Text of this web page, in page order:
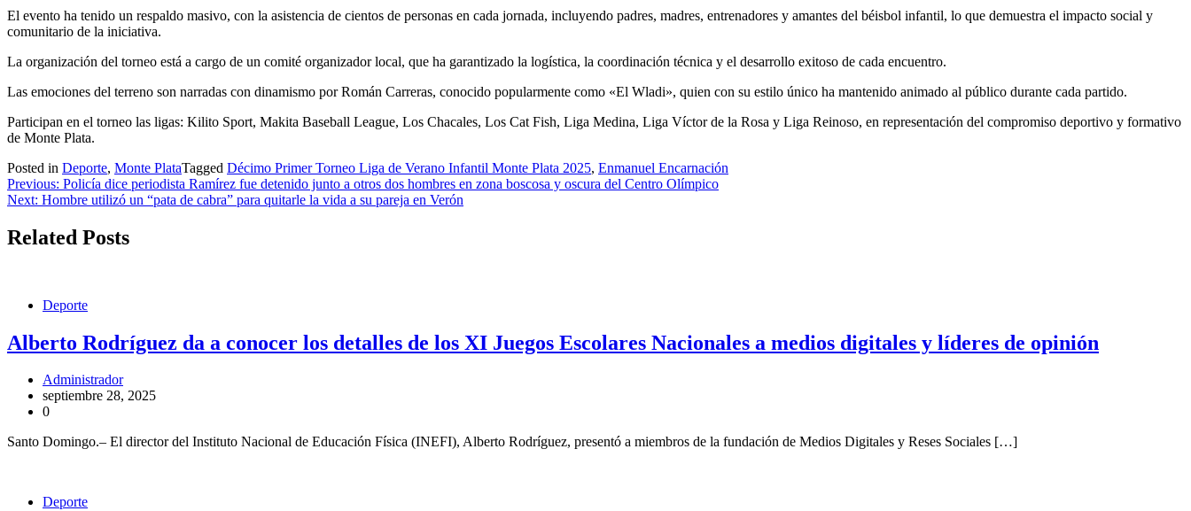
El evento ha tenido un respaldo masivo, con la asistencia de cientos de personas en cada jornada, incluyendo padres, madres, entrenadores y amantes del béisbol infantil, lo que demuestra el impacto social y
comunitario de la iniciativa.
La organización del torneo está a cargo de un comité organizador local, que ha garantizado la logística, la coordinación técnica y el desarrollo exitoso de cada encuentro.
Las emociones del terreno son narradas con dinamismo por Román Carreras, conocido popularmente como «El Wladi», quien con su estilo único ha mantenido animado al público durante cada partido.
Participan en el torneo las ligas: Kilito Sport, Makita Baseball League, Los Chacales, Los Cat Fish, Liga Medina, Liga Víctor de la Rosa y Liga Reinoso, en representación del compromiso deportivo y formativo
de Monte Plata.
Posted in Deporte, Monte PlataTagged Décimo Primer Torneo Liga de Verano Infantil Monte Plata 2025, Enmanuel Encarnación
Navegación
de
entradas
Previous: Policía dice periodista Ramírez fue detenido junto a otros dos hombres en zona boscosa y oscura del Centro Olímpico
Next: Hombre utilizó un “pata de cabra” para quitarle la vida a su pareja en Verón
Related Posts
Deporte
Alberto Rodríguez da a conocer los detalles de los XI Juegos Escolares Nacionales a medios digitales y líderes de opinión
Administrador
septiembre 28, 2025
0
Santo Domingo.– El director del Instituto Nacional de Educación Física (INEFI), Alberto Rodríguez, presentó a miembros de la fundación de Medios Digitales y Reses Sociales […]
Deporte